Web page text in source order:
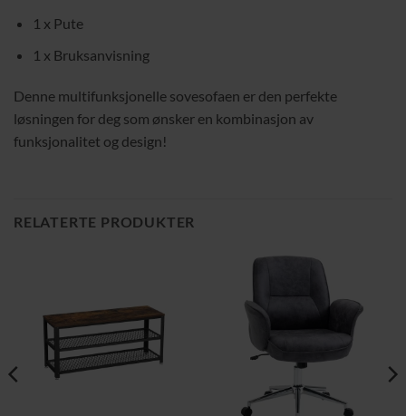
1 x Pute
1 x Bruksanvisning
Denne multifunksjonelle sovesofaen er den perfekte
løsningen for deg som ønsker en kombinasjon av
funksjonalitet og design!
RELATERTE PRODUKTER